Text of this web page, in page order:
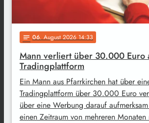
notes 06. August 2026 14:33
Mann verliert über 30.000 Euro
Tradingplattform
Ein Mann aus Pfarrkirchen hat über
Tradingplattform über 30.000 Euro
über eine Werbung darauf
einen Zeitraum von mehreren